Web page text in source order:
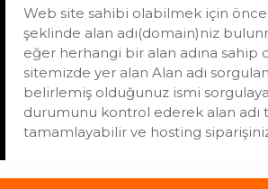
Web site sahibi olabilmek için
şeklinde alan adı(domain)niz
eğer herhangi bir alan adına sahip
sitemizde yer alan Alan adı
belirlemiş olduğunuz ismi
durumunu kontrol ederek alan adı
tamamlayabilir ve hosting